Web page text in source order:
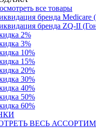
все товары
бренда Medicare
бренда ZQ-II
2%
3%
10%
15%
20%
30%
40%
50%
60%
ВЕСЬ